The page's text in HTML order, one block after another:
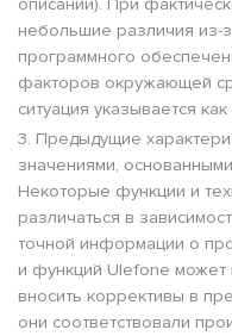
небольшие различия из-
программного
факторов окружающей
ситуация указывается
3. Предыдущие
значениями,
Некоторые функции и
различаться в
точной информации о
и функций Ulefone
вносить коррективы в
они соответствовали